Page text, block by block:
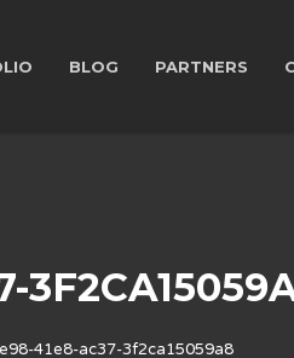
BLOG PARTNERS
41e8-ac37-3f2ca15059a8